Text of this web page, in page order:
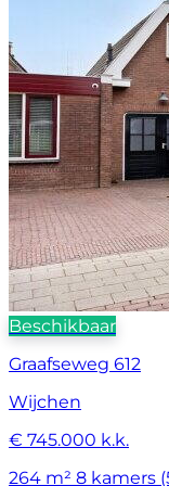
Beschikbaar
Graafseweg 612
Wijchen
€ 745.000 k.k.
264 m² 8 kamers